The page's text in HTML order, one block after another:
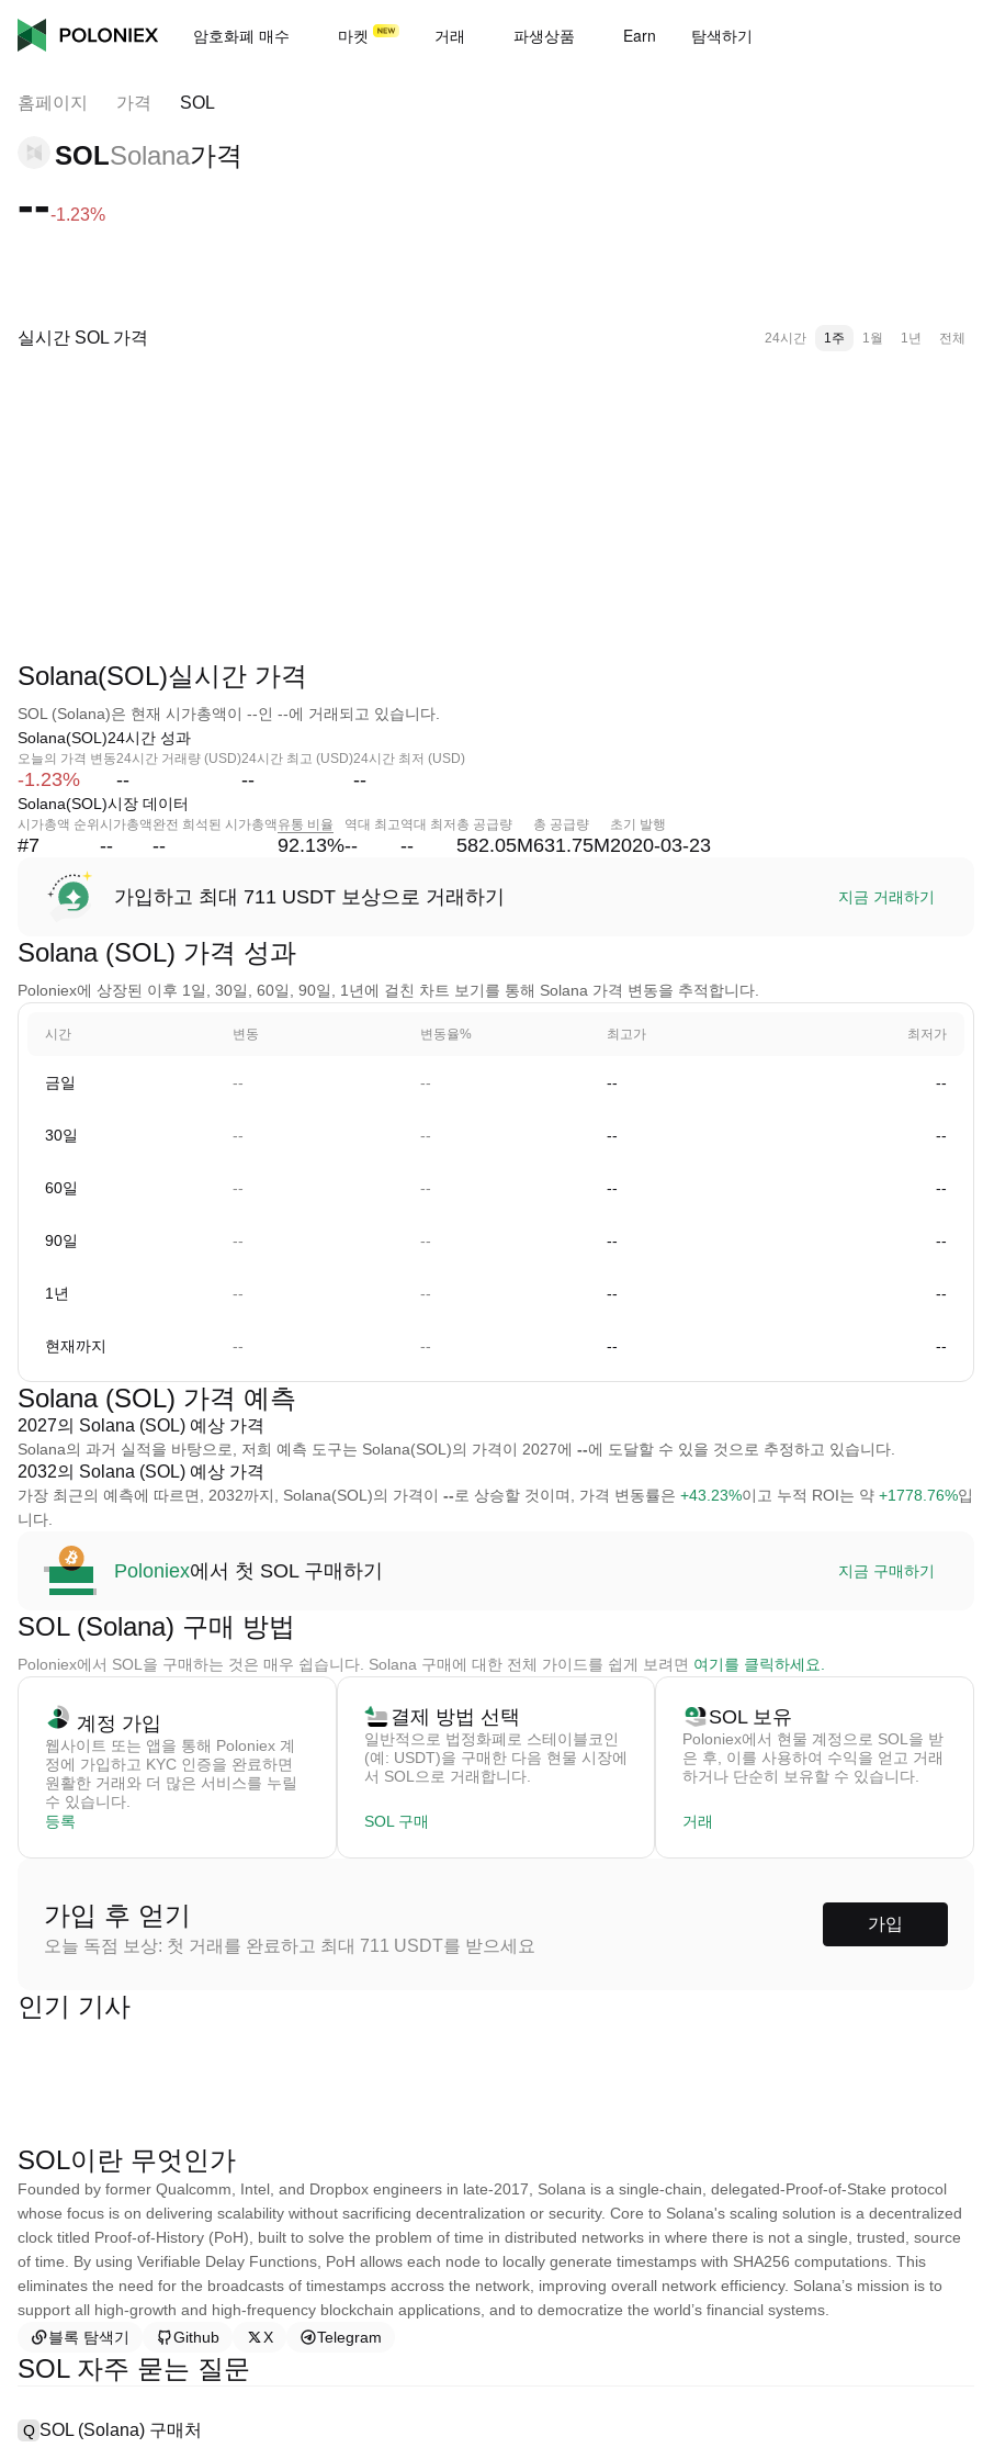
암호화폐 매수 마켓 거래 파생상품 Earn 탐색하기
홈페이지 가격 SOL
SOLSolana가격
---1.23%
실시간 SOL 가격 24시간 1주 1월 1년 전체
Solana(SOL)실시간 가격
SOL (Solana)은 현재 시가총액이 --인 --에 거래되고 있습니다.
Solana(SOL)24시간 성과
오늘의 가격 변동
-1.23%
24시간 거래량 (USD)
--
24시간 최고 (USD)
--
24시간 최저 (USD)
--
Solana(SOL)시장 데이터
시가총액 순위
#7
시가총액
--
완전 희석된 시가총액
--
유통 비율
92.13%
역대 최고
--
역대 최저
--
총 공급량
582.05M
총 공급량
631.75M
초기 발행
2020-03-23
가입하고 최대 711 USDT 보상으로 거래하기 지금 거래하기
Solana (SOL) 가격 성과
Poloniex에 상장된 이후 1일, 30일, 60일, 90일, 1년에 걸친 차트 보기를 통해 Solana 가격 변동을 추적합니다.
시간 변동 변동율% 최고가 최저가
금일 -- -- -- --
30일 -- -- -- --
60일 -- -- -- --
90일 -- -- -- --
1년 -- -- -- --
현재까지 -- -- -- --
Solana (SOL) 가격 예측
2027의 Solana (SOL) 예상 가격
Solana의 과거 실적을 바탕으로, 저희 예측 도구는 Solana(SOL)의 가격이 2027에 --에 도달할 수 있을 것으로 추정하고 있습니다.
2032의 Solana (SOL) 예상 가격
가장 최근의 예측에 따르면, 2032까지, Solana(SOL)의 가격이 --로 상승할 것이며, 가격 변동률은 +43.23%이고 누적 ROI는 약 +1778.76%입
니다.
Poloniex에서 첫 SOL 구매하기 지금 구매하기
SOL (Solana) 구매 방법
Poloniex에서 SOL을 구매하는 것은 매우 쉽습니다. Solana 구매에 대한 전체 가이드를 쉽게 보려면 여기를 클릭하세요.
계정 가입
웹사이트 또는 앱을 통해 Poloniex 계
정에 가입하고 KYC 인증을 완료하면
원활한 거래와 더 많은 서비스를 누릴
수 있습니다.
등록
결제 방법 선택
일반적으로 법정화폐로 스테이블코인
(예: USDT)을 구매한 다음 현물 시장에
서 SOL으로 거래합니다.
SOL 구매
SOL 보유
Poloniex에서 현물 계정으로 SOL을 받
은 후, 이를 사용하여 수익을 얻고 거래
하거나 단순히 보유할 수 있습니다.
거래
가입 후 얻기
오늘 독점 보상: 첫 거래를 완료하고 최대 711 USDT를 받으세요
가입
인기 기사
SOL이란 무엇인가
Founded by former Qualcomm, Intel, and Dropbox engineers in late-2017, Solana is a single-chain, delegated-Proof-of-Stake protocol
whose focus is on delivering scalability without sacrificing decentralization or security. Core to Solana's scaling solution is a decentralized
clock titled Proof-of-History (PoH), built to solve the problem of time in distributed networks in where there is not a single, trusted, source
of time. By using Verifiable Delay Functions, PoH allows each node to locally generate timestamps with SHA256 computations. This
eliminates the need for the broadcasts of timestamps accross the network, improving overall network efficiency. Solana’s mission is to
support all high-growth and high-frequency blockchain applications, and to democratize the world’s financial systems.
블록 탐색기
Github X Telegram
SOL 자주 묻는 질문
Q SOL (Solana) 구매처